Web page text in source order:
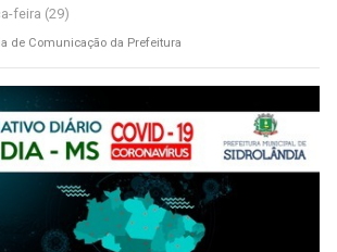
feira (29)
de Comunicação da Prefeitura